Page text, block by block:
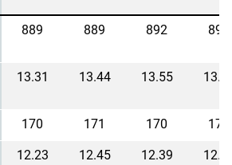
889 889 892 893
13.31 13.44 13.55
170 171 170 170
12.23 12.45 12.39